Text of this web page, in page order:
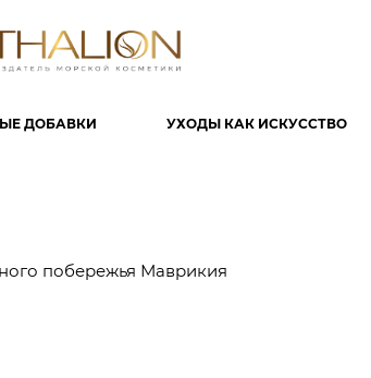
ДОБАВКИ УХОДЫ КАК ИСКУССТВО
побережья Маврикия